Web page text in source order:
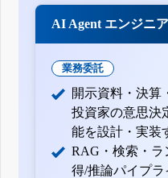
AI Agent エンジニア
業務委託
開示資料・決算
投資家の意思決
能を設計・実装
RAG・検索・ラ
得/推論パイプ